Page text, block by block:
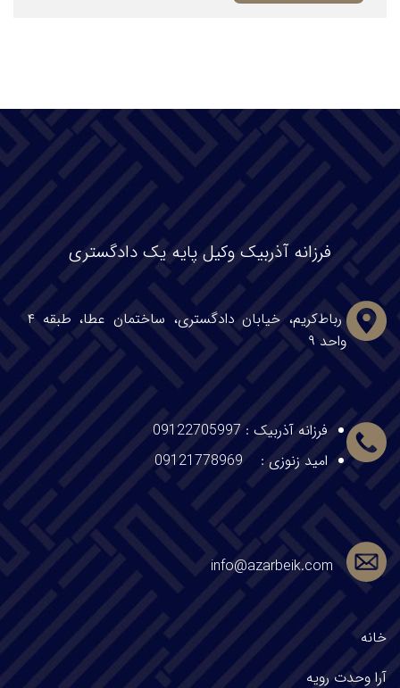
فرزانه آذربیک وکیل پایه یک دادگستری
رباط‌کریم، خیابان دادگستری، ساختمان عطا، طبقه ۴
واحد ۹
فرزانه آذربیک :
09122705997
امید زنوزی :09121778969
info@azarbeik.com
خانه
آرا وحدترویه